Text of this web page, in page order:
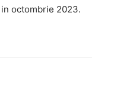
octombrie 2023.